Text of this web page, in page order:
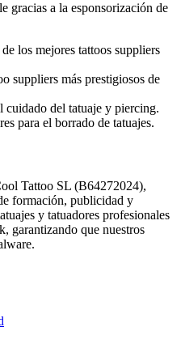
gracias a la esponsorización de
los mejores tattoos suppliers
suppliers más prestigiosos de
cuidado del tatuaje y piercing.
para el borrado de tatuajes.
Tattoo SL (B64272024),
formación, publicidad y
y tatuadores profesionales
garantizando que nuestros